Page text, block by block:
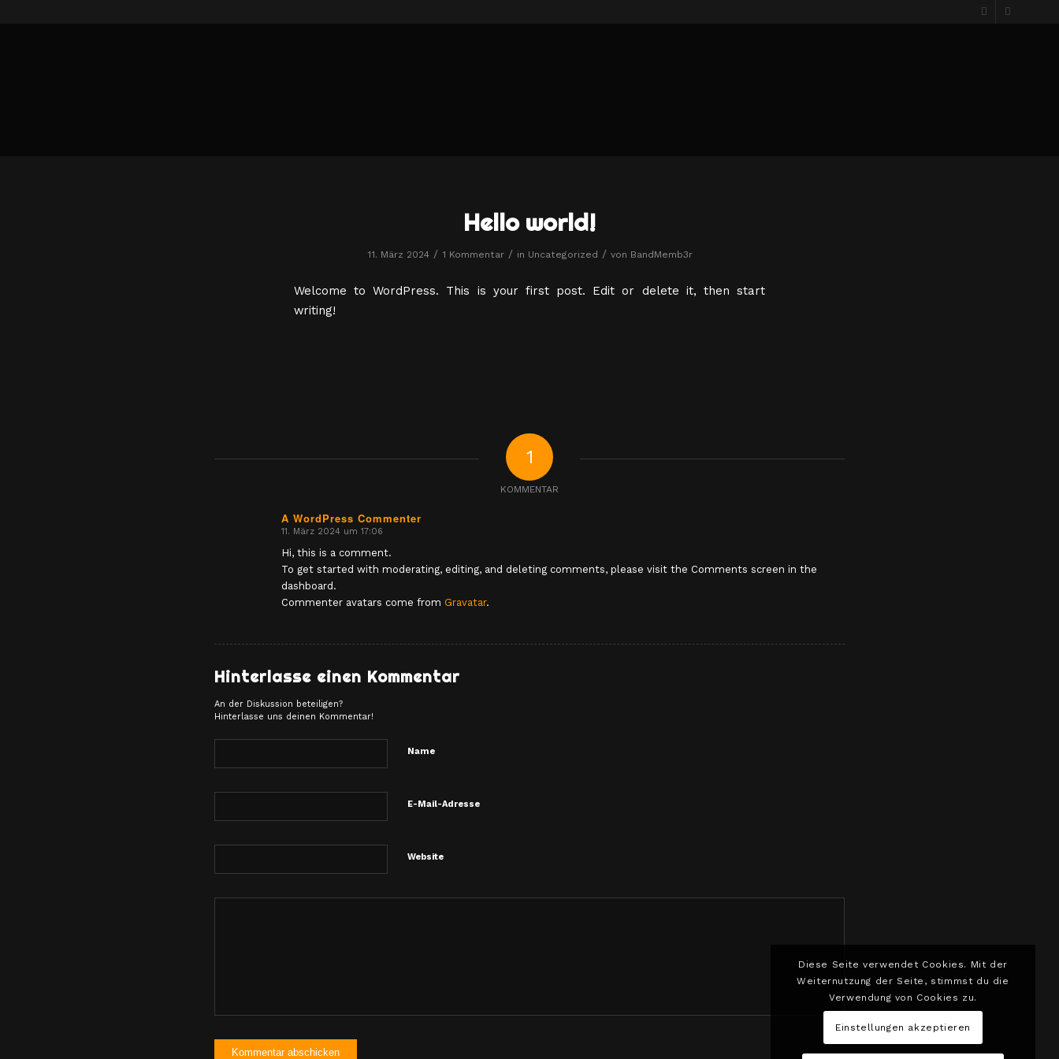
Hello world!
11. März 2024 / 1 Kommentar / in Uncategorized / von BandMemb3r
Welcome to WordPress. This is your first post. Edit or delete it, then start
writing!
1
KOMMENTAR
A WordPress Commenter
sagte:
11. März 2024 um 17:06
Hi, this is a comment.
To get started with moderating, editing, and deleting comments, please visit the Comments screen in the
dashboard.
Commenter avatars come from Gravatar.
Hinterlasse einen Kommentar
An der Diskussion beteiligen?
Hinterlasse uns deinen Kommentar!
Name
E-Mail-Adresse
Website
Diese Seite verwendet Cookies. Mit der
Weiternutzung der Seite, stimmst du die
Verwendung von Cookies zu.
Einstellungen akzeptieren